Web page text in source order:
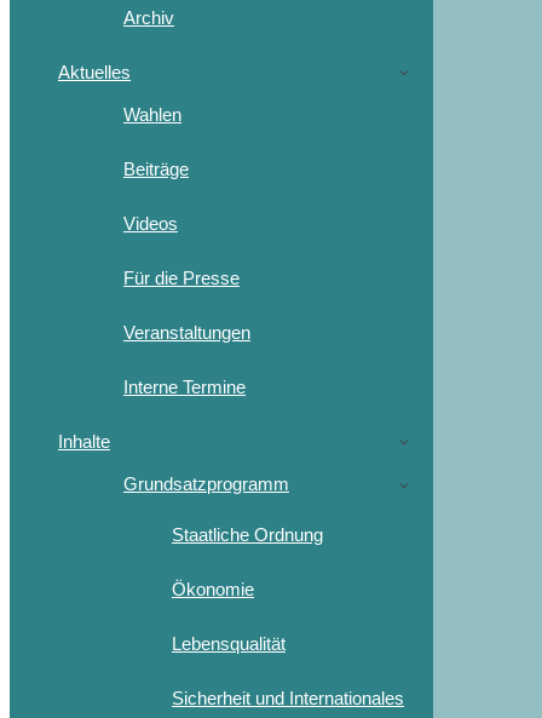
Archiv
Aktuelles
Wahlen
Beiträge
Videos
Für die Presse
Veranstaltungen
Interne Termine
Inhalte
Grundsatzprogramm
Staatliche Ordnung
Ökonomie
Lebensqualität
Sicherheit und Internationales